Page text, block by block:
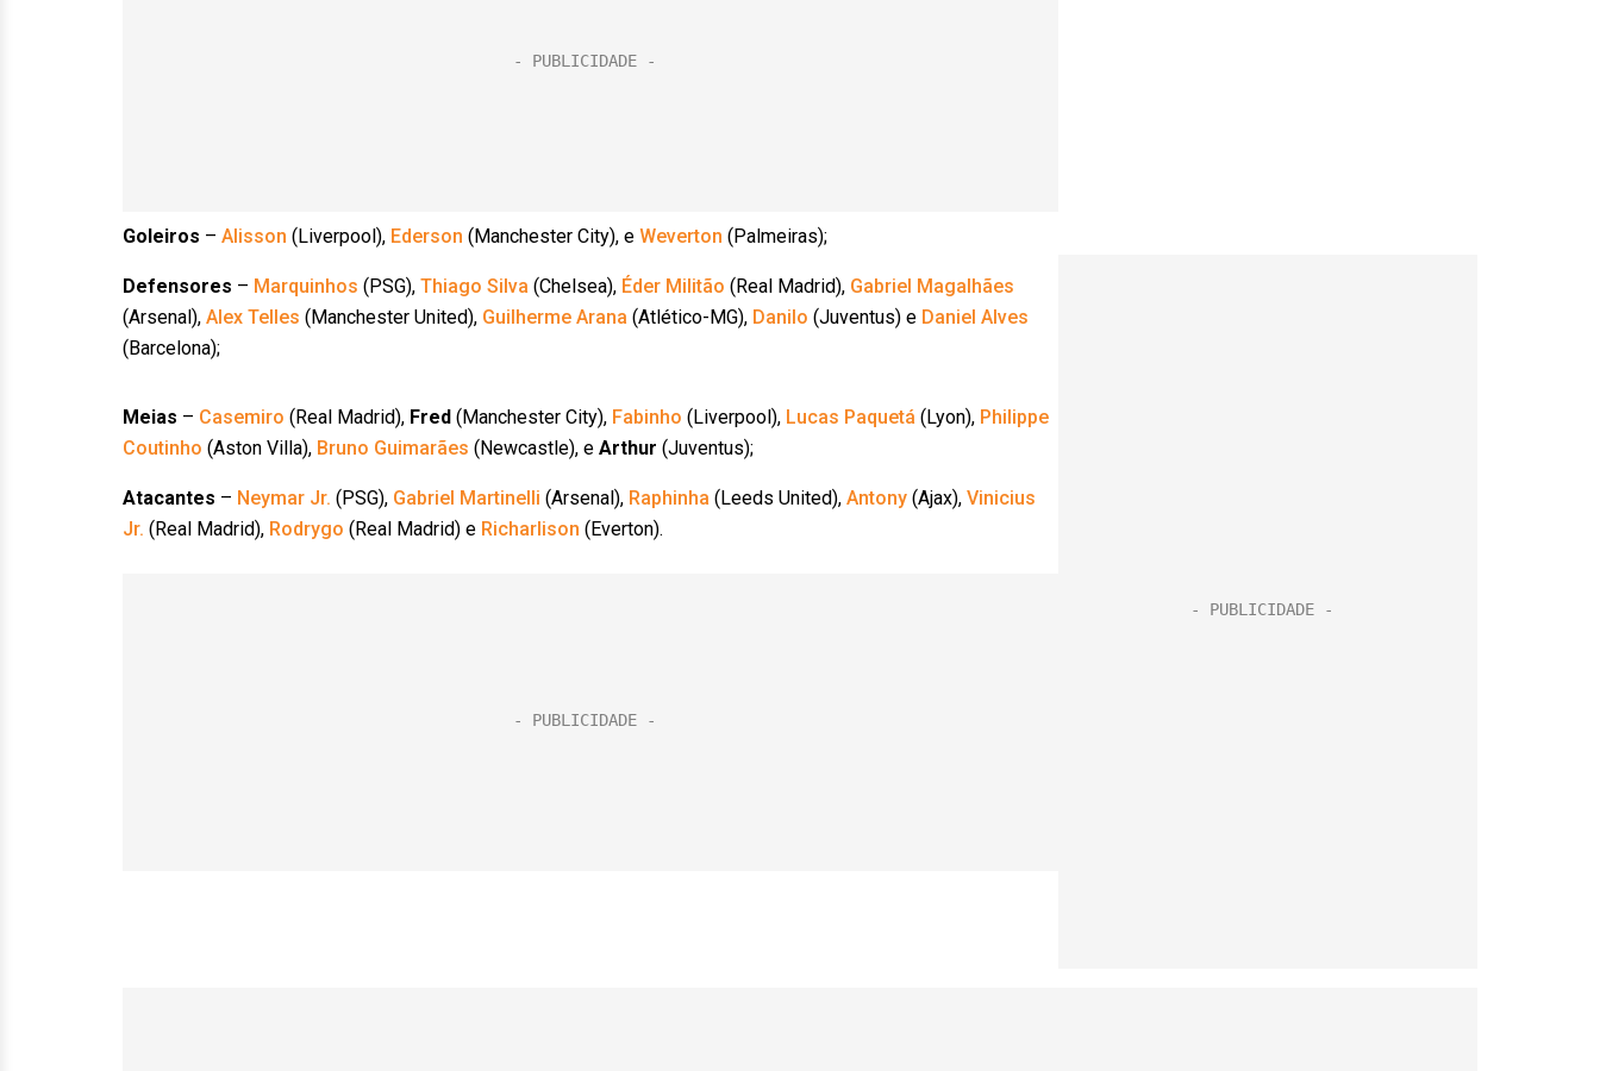
Goleiros – Alisson (Liverpool), Ederson (Manchester City), e Weverton (Palmeiras);
Defensores – Marquinhos (PSG), Thiago Silva (Chelsea), Éder Militão (Real Madrid), Gabriel Magalhães
(Arsenal), Alex Telles (Manchester United), Guilherme Arana (Atlético-MG), Danilo (Juventus) e Daniel Alves
(Barcelona);
Meias – Casemiro (Real Madrid), Fred (Manchester City), Fabinho (Liverpool), Lucas Paquetá (Lyon), Philippe
Coutinho (Aston Villa), Bruno Guimarães (Newcastle), e Arthur (Juventus);
Atacantes – Neymar Jr. (PSG), Gabriel Martinelli (Arsenal), Raphinha (Leeds United), Antony (Ajax), Vinicius
Jr. (Real Madrid), Rodrygo (Real Madrid) e Richarlison (Everton).